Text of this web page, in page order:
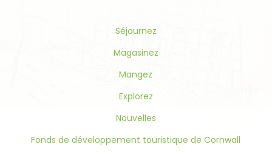
Séjournez
Magasinez
Mangez
Explorez
Nouvelles
Fonds de développement touristique de Cornwall